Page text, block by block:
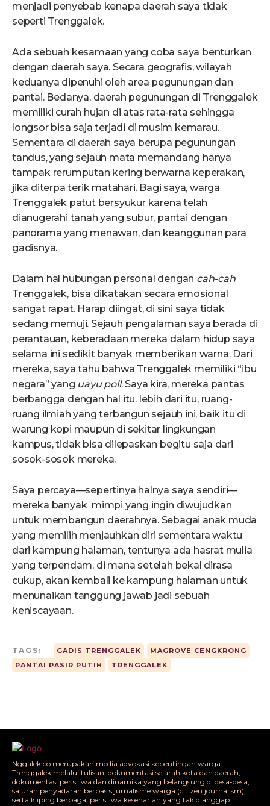
menjadi penyebab kenapa daerah saya tidak
seperti Trenggalek.
Ada sebuah kesamaan yang coba saya benturkan
dengan daerah saya. Secara geografis, wilayah
keduanya dipenuhi oleh area pegunungan dan
pantai. Bedanya, daerah pegunungan di Trenggalek
memiliki curah hujan di atas rata-rata sehingga
longsor bisa saja terjadi di musim kemarau.
Sementara di daerah saya berupa pegunungan
tandus, yang sejauh mata memandang hanya
tampak rerumputan kering berwarna keperakan,
jika diterpa terik matahari. Bagi saya, warga
Trenggalek patut bersyukur karena telah
dianugerahi tanah yang subur, pantai dengan
panorama yang menawan, dan keanggunan para
gadisnya.
Dalam hal hubungan personal dengan cah-cah
Trenggalek, bisa dikatakan secara emosional
sangat rapat. Harap diingat, di sini saya tidak
sedang memuji. Sejauh pengalaman saya berada di
perantauan, keberadaan mereka dalam hidup saya
selama ini sedikit banyak memberikan warna. Dari
mereka, saya tahu bahwa Trenggalek memiliki “ibu
negara” yang uayu poll. Saya kira, mereka pantas
berbangga dengan hal itu. lebih dari itu, ruang-
ruang ilmiah yang terbangun sejauh ini, baik itu di
warung kopi maupun di sekitar lingkungan
kampus, tidak bisa dilepaskan begitu saja dari
sosok-sosok mereka.
Saya percaya—sepertinya halnya saya sendiri—
mereka banyak mimpi yang ingin diwujudkan
untuk membangun daerahnya. Sebagai anak muda
yang memilih menjauhkan diri sementara waktu
dari kampung halaman, tentunya ada hasrat mulia
yang terpendam, di mana setelah bekal dirasa
cukup, akan kembali ke kampung halaman untuk
menunaikan tanggung jawab jadi sebuah
keniscayaan.
TAGS: GADIS TRENGGALEK
MAGROVE CENGKRONG
PANTAI PASIR PUTIH
TRENGGALEK
Nggalek.co merupakan media advokasi kepentingan warga
Trenggalek melalui tulisan, dokumentasi sejarah kota dan daerah,
dokumentasi peristiwa dan dinamika yang belangsung di desa-desa,
saluran penyadaran berbasis jurnalisme warga (citizen journalism),
serta kliping berbagai peristiwa keseharian yang tak dianggap